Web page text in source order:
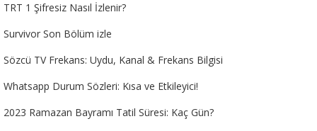
TRT 1 Şifresiz Nasıl İzlenir?
Survivor Son Bölüm izle
Sözcü TV Frekans: Uydu, Kanal & Frekans Bilgisi
Whatsapp Durum Sözleri: Kısa ve Etkileyici!
2023 Ramazan Bayramı Tatil Süresi: Kaç Gün?